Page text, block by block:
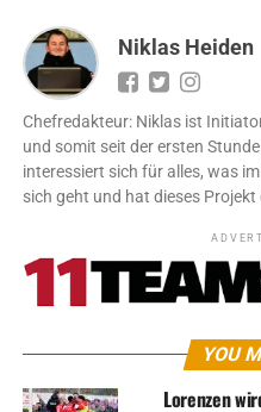
Niklas Heiden
Chefredakteur: Niklas ist
und somit seit der ersten
interessiert sich für alles, was
sich geht und hat dieses
YOU
Lorenzen